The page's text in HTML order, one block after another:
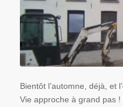
Bientôt l’automne, déjà, et
Vie approche à grand pas